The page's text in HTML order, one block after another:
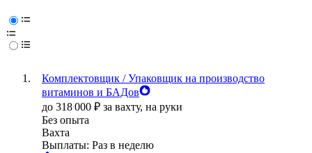
Комплектовщик / Упаковщик на производство
витаминов и БАДов
до 318 000 ₽ за вахту, на руки
Без опыта
Вахта
Выплаты: Раз в неделю